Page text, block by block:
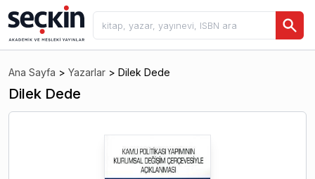
Ana Sayfa > Yazarlar > Dilek Dede
Dilek Dede